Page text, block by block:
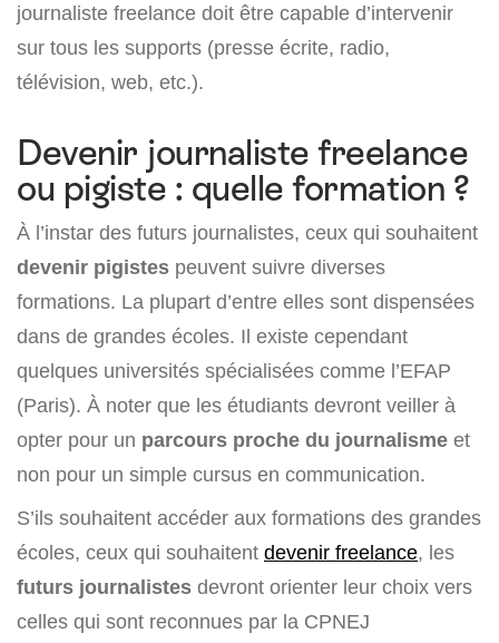
journaliste freelance doit être capable d’intervenir
sur tous les supports (presse écrite, radio,
télévision, web, etc.).
Devenir journaliste freelance
ou pigiste : quelle formation ?
À l’instar des futurs journalistes, ceux qui souhaitent
devenir pigistes peuvent suivre diverses
formations. La plupart d’entre elles sont dispensées
dans de grandes écoles. Il existe cependant
quelques universités spécialisées comme l’EFAP
(Paris). À noter que les étudiants devront veiller à
opter pour un parcours proche du journalisme et
non pour un simple cursus en communication.
S’ils souhaitent accéder aux formations des grandes
écoles, ceux qui souhaitent devenir freelance, les
futurs journalistes devront orienter leur choix vers
celles qui sont reconnues par la CPNEJ